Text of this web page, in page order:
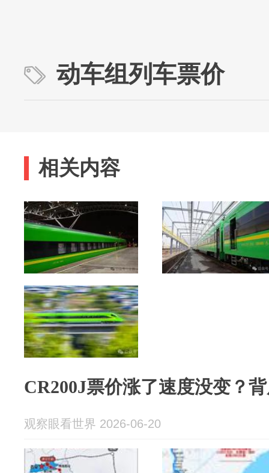
动车组列车票价
相关内容
CR200J票价涨了速度没变？
观察眼看世界 2026-06-20